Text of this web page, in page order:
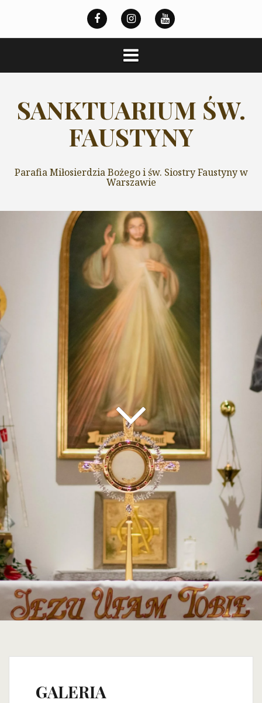
treści
SANKTUARIUM ŚW.
FAUSTYNY
Parafia Miłosierdzia Bożego i św. Siostry Faustyny w
Warszawie
GALERIA